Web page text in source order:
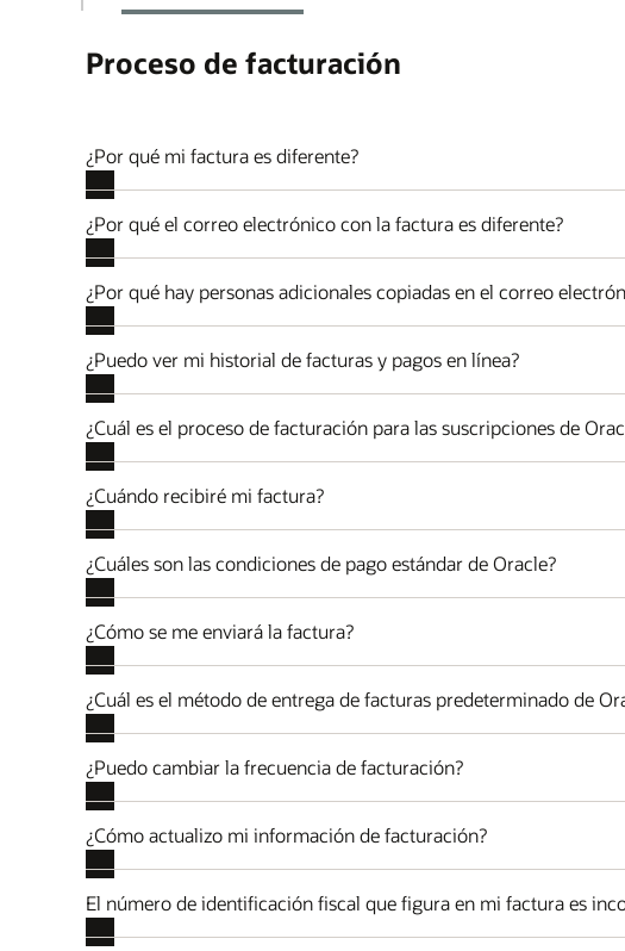
Proceso de facturación
¿Por qué mi factura es diferente?
¿Por qué el correo electrónico con la factura es diferente?
¿Por qué hay personas adicionales copiadas en el correo
¿Puedo ver mi historial de facturas y pagos en línea?
¿Cuál es el proceso de facturación para las suscripciones de
¿Cuándo recibiré mi factura?
¿Cuáles son las condiciones de pago estándar de Oracle?
¿Cómo se me enviará la factura?
¿Cuál es el método de entrega de facturas predeterminado de
¿Puedo cambiar la frecuencia de facturación?
¿Cómo actualizo mi información de facturación?
El número de identificación fiscal que figura en mi factura es